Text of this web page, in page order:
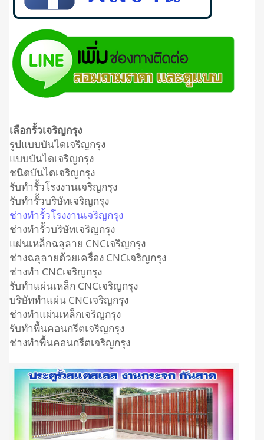
เลือกรั้วเจริญกรุง
รูปแบบบันไดเจริญกรุง
แบบบันไดเจริญกรุง
ชนิดบันไดเจริญกรุง
รับทำรั้วโรงงานเจริญกรุง
รับทำรั้วบริษัทเจริญกรุง
ช่างทำรั้วโรงงานเจริญกรุง
ช่างทำรั้วบริษัทเจริญกรุง
แผ่นเหล็กฉลุลาย CNCเจริญกรุง
ช่างฉลุลายด้วยเครื่อง CNCเจริญกรุง
ช่างทำ CNCเจริญกรุง
รับทำแผ่นเหล็ก CNCเจริญกรุง
บริษัททำแผ่น CNCเจริญกรุง
ช่างทำแผ่นเหล็กเจริญกรุง
รับทำพื้นคอนกรีตเจริญกรุง
ช่างทำพื้นคอนกรีตเจริญกรุง